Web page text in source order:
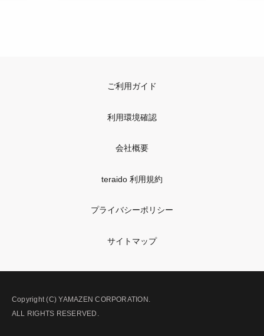
ご利用ガイド
利用環境確認
会社概要
teraido 利用規約
プライバシーポリシー
サイトマップ
Copyright (C) YAMAZEN CORPORATION.
ALL RIGHTS RESERVED.